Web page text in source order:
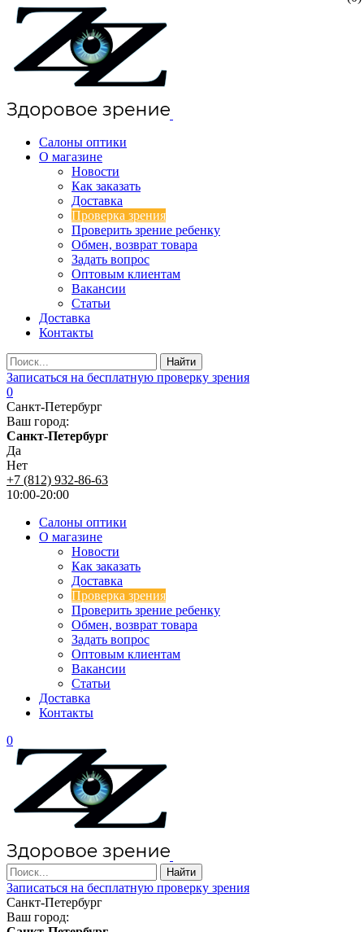
Салоны оптики
О магазине
Новости
Как заказать
Доставка
Проверка зрения
Проверить зрение ребенку
Обмен, возврат товара
Задать вопрос
Оптовым клиентам
Вакансии
Статьи
Доставка
Контакты
Записаться на бесплатную проверку зрения
0
Санкт-Петербург
Ваш город:
Санкт-Петербург
Да
Нет
+7 (812) 932-86-63
10:00-20:00
Салоны оптики
О магазине
Новости
Как заказать
Доставка
Проверка зрения
Проверить зрение ребенку
Обмен, возврат товара
Задать вопрос
Оптовым клиентам
Вакансии
Статьи
Доставка
Контакты
0
Записаться на бесплатную проверку зрения
Санкт-Петербург
Ваш город: